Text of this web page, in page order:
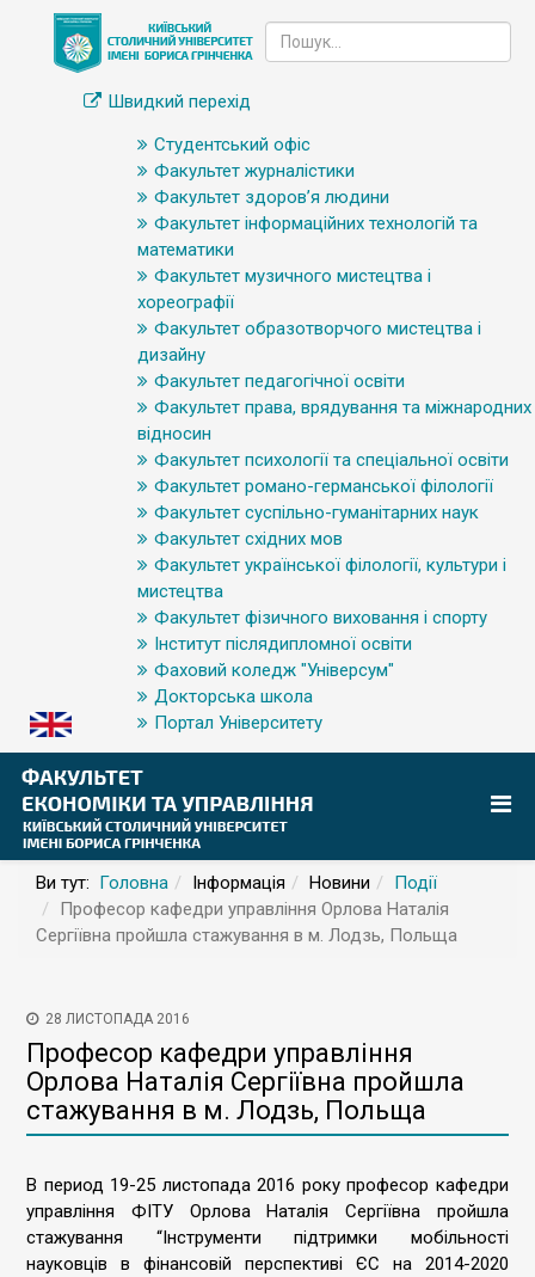
Швидкий перехід
Студентський офіс
Факультет журналістики
Факультет здоров’я людини
Факультет інформаційних технологій та
математики
Факультет музичного мистецтва і
хореографії
Факультет образотворчого мистецтва і
дизайну
Факультет педагогічної освіти
Факультет права, врядування та міжнародних
відносин
Факультет психології та спеціальної освіти
Факультет романо-германської філології
Факультет суспільно-гуманітарних наук
Факультет східних мов
Факультет української філології, культури і
мистецтва
Факультет фізичного виховання і спорту
Інститут післядипломної освіти
Фаховий коледж "Універсум"
Докторська школа
Портал Університету
Ви тут: Головна Інформація Новини
Події
Професор кафедри управління Орлова Наталія
Сергіївна пройшла стажування в м. Лодзь, Польща
28 ЛИСТОПАДА 2016
Професор кафедри управління
Орлова Наталія Сергіївна пройшла
стажування в м. Лодзь, Польща
В период 19-25 листопада 2016 року професор кафедри
управління ФІТУ Орлова Наталія Сергіївна пройшла
стажування “Інструменти підтримки мобільності
науковців в фінансовій перспективі ЄС на 2014-2020